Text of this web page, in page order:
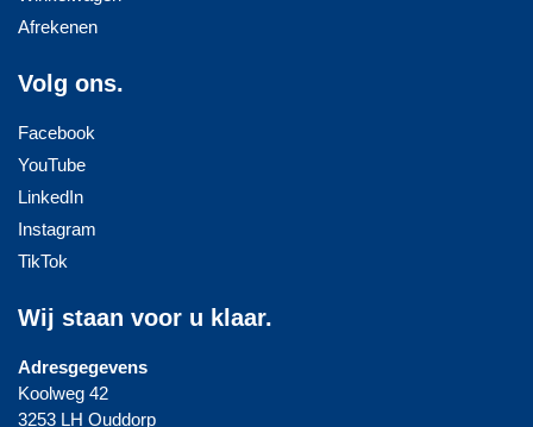
Afrekenen
Volg ons.
Facebook
YouTube
LinkedIn
Instagram
TikTok
Wij staan voor u klaar.
Adresgegevens
Koolweg 42
3253 LH Ouddorp